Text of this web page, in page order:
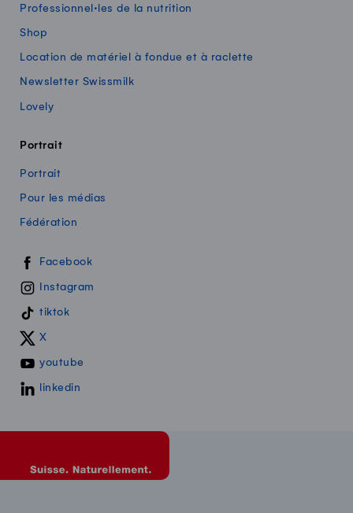
Professionnel·les de la nutrition
Shop
Location de matériel à fondue et à raclette
Newsletter Swissmilk
Lovely
Portrait
Portrait
Pour les médias
Fédération
Swissmilk sur les réseaux sociaux
Facebook
Instagram
tiktok
X
youtube
linkedin